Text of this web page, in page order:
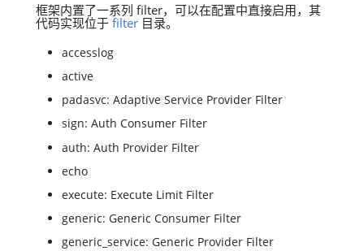
框架内置了一系列 filter，可以在配置中直接启用，其
代码实现位于 filter 目录。
accesslog
active
padasvc: Adaptive Service Provider Filter
sign: Auth Consumer Filter
auth: Auth Provider Filter
echo
execute: Execute Limit Filter
generic: Generic Consumer Filter
generic_service: Generic Provider Filter